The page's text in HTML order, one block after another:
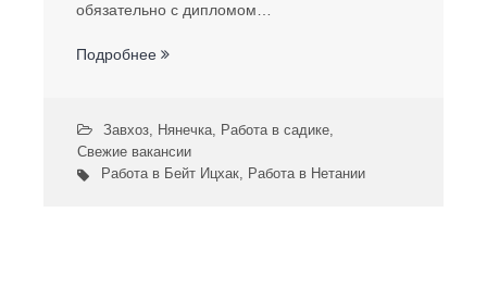
обязательно с дипломом…
Подробнее
Завхоз, Нянечка, Работа в садике,
Свежие вакансии
Работа в Бейт Ицхак, Работа в Нетании